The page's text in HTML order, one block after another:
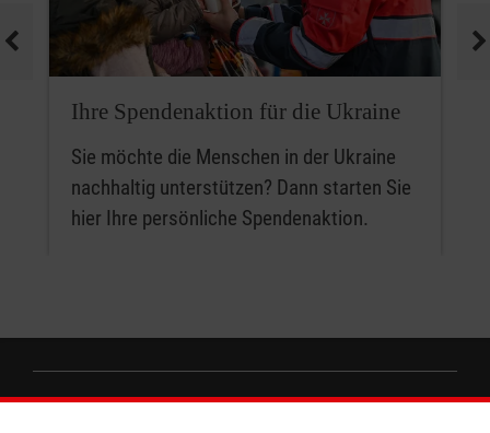
Ihre Spendenaktion für die Ukraine
Sie möchte die Menschen in der Ukraine
nachhaltig unterstützen? Dann starten Sie
hier Ihre persönliche Spendenaktion.